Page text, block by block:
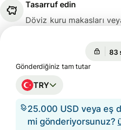
Tasarruf edin
Döviz kuru makasları
83
Gönderdiğiniz tam tutar
TRY
25.000 USD veya eş
mi gönderiyorsunuz?